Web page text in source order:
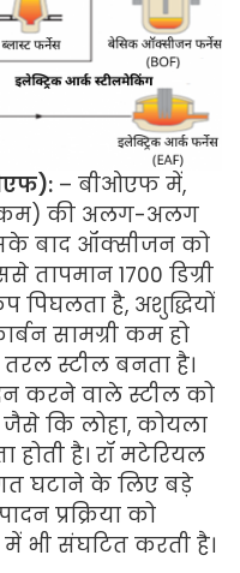
– बीओएफ में,
कम) की अलग-अलग
बाद ऑक्सीजन को
तापमान 1700 डिग्री
पिघलता है, अशुद्धियों
सामग्री कम हो
स्टील बनता है।
करने वाले स्टील को
जैसे कि लोहा, कोयला
है। रॉ मटेरियल
घटाने के लिए बड़े
प्रक्रिया को
संघटित करती है।